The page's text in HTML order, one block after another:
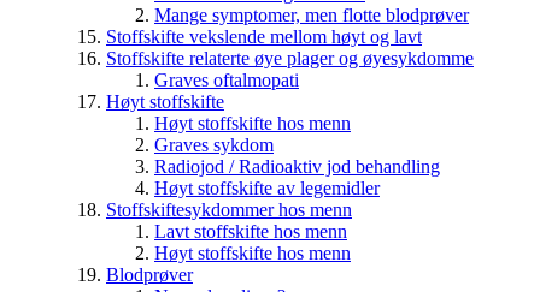
Mange symptomer, men flotte blodprøver
Stoffskifte vekslende mellom høyt og lavt
Stoffskifte relaterte øye plager og øyesykdomme
Graves oftalmopati
Høyt stoffskifte
Høyt stoffskifte hos menn
Graves sykdom
Radiojod / Radioaktiv jod behandling
Høyt stoffskifte av legemidler
Stoffskiftesykdommer hos menn
Lavt stoffskifte hos menn
Høyt stoffskifte hos menn
Blodprøver